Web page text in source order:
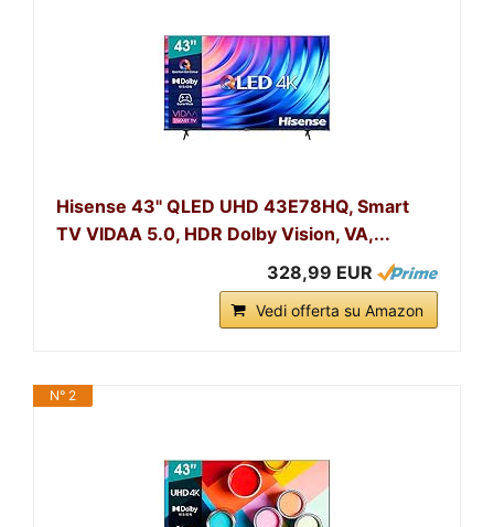
Hisense 43" QLED UHD 43E78HQ, Smart
TV VIDAA 5.0, HDR Dolby Vision, VA,...
328,99 EUR
Vedi offerta su Amazon
N° 2